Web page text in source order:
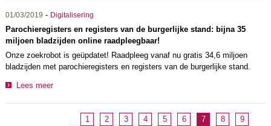
01/03/2019 - Digitalisering
Parochieregisters en registers van de burgerlijke stand: bijna 35
miljoen bladzijden online raadpleegbaar!
Onze zoekrobot is geüpdatet! Raadpleeg vanaf nu gratis 34,6 miljoen
bladzijden met parochieregisters en registers van de burgerlijke stand.
Lees meer
1 2 3 4 5 6 7 8
9